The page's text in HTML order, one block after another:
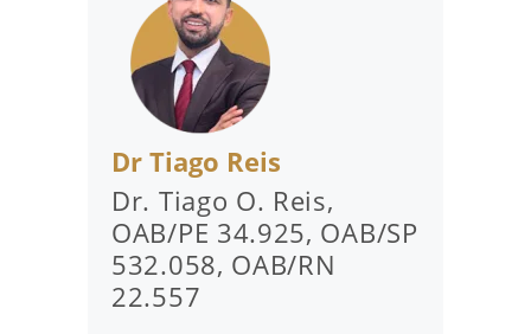
Dr Tiago Reis
Dr. Tiago O. Reis,
OAB/PE 34.925, OAB/SP
532.058, OAB/RN
22.557